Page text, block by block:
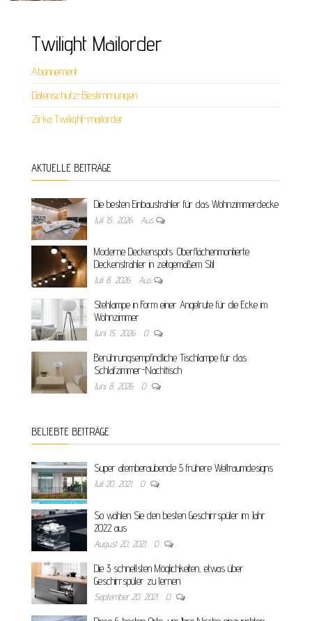
Twilight Mailorder
Abonnement
Datenschutz-Bestimmungen
Zirka Twilight-mailorder
AKTUELLE BEITRÄGE
Die besten Einbaustrahler für das Wohnzimmerdecke
Juli 15, 2026 Aus
Moderne Deckenspots: Oberflächenmontierte
Deckenstrahler in zeitgemäßem Stil
Juli 8, 2026 Aus
Stehlampe in Form einer Angelrute für die Ecke im
Wohnzimmer
Juni 15, 2026 0
Berührungsempfindliche Tischlampe für das
Schlafzimmer-Nachttisch
Juni 8, 2026 0
BELIEBTE BEITRÄGE
Super atemberaubende 5 frühere Weltraumdesigns
Juli 20, 2021 0
So wählen Sie den besten Geschirrspüler im Jahr
2022 aus
August 20, 2021 0
Die 3 schnellsten Möglichkeiten, etwas über
Geschirrspüler zu lernen
September 20, 2021 0